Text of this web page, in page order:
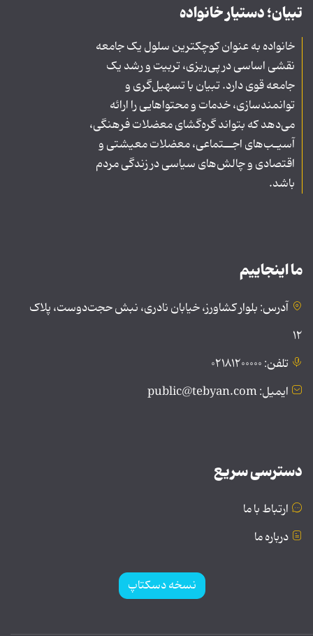
تبیان؛ دستیار خانواده
خانواده به عنوان کوچکترین سلول یک جامعه
نقشی اساسی در پی‌ریزی، تربیت و رشد یک
جامعه قوی دارد. تبیان با تسهیل‌گری و
توانمندسازی، خدمات و محتواهایی را ارائه
می‌دهد که بتواند گره‌گشای معضلات فرهنگی،
آسیـب‌های اجــتماعی، معضلات معیشتی و
اقتصادی و چالش‌های سیاسی در زندگی مردم
باشد.
ما اینجاییم
آدرس: بلوار کشاورز، خیابان نادری، نبش حجت‌دوست، پلاک
۱۲
تلفن: ۰۲۱۸۱۲۰۰۰۰۰
ایمیل: public@tebyan.com
دسترسی سریع
ارتباط با ما
درباره ما
نسخه دسکتاپ